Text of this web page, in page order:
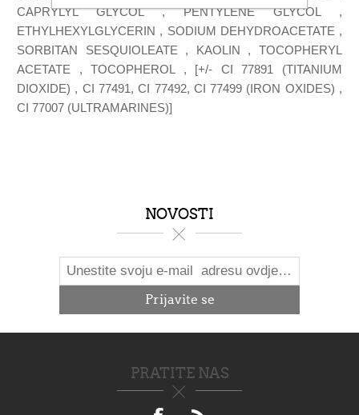
CAPRYLYL GLYCOL , PENTYLENE GLYCOL ,
ETHYLHEXYLGLYCERIN , SODIUM DEHYDROACETATE ,
SORBITAN SESQUIOLEATE , KAOLIN , TOCOPHERYL
ACETATE , TOCOPHEROL , [+/- CI 77891 (TITANIUM
DIOXIDE) , CI 77491, CI 77492, CI 77499 (IRON OXIDES) ,
CI 77007 (ULTRAMARINES)]
NOVOSTI
PRATITE NAS